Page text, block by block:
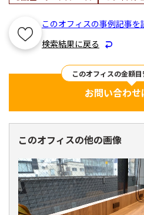
このオフィスの事例記事を
検索結果に戻る
このオフィスの金額目
お問い合わせ
このオフィスの他の画像